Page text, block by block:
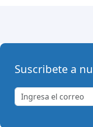
Suscribete a